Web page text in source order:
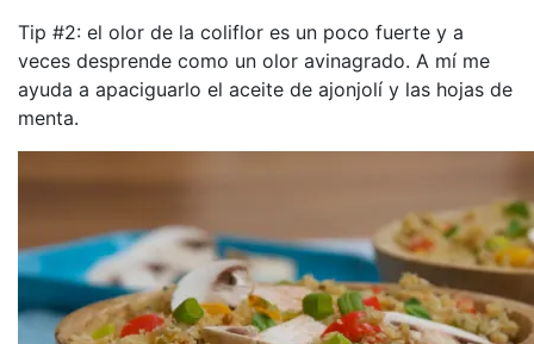
Tip #2: el olor de la coliflor es un poco fuerte y a
veces desprende como un olor avinagrado. A mí me
ayuda a apaciguarlo el aceite de ajonjolí y las hojas de
menta.